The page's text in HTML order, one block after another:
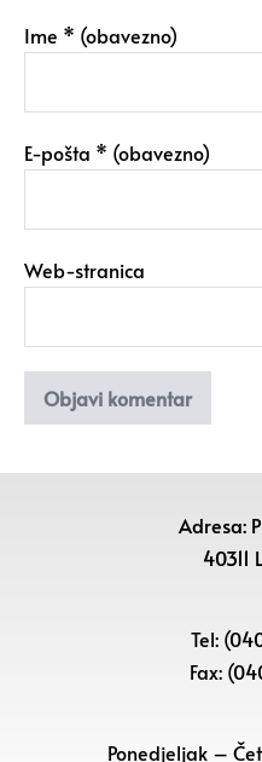
Ime * (obavezno)
E-pošta * (obavezno)
Web-stranica
Adresa:
40311
Tel:
Fax:
Ponedjeljak –